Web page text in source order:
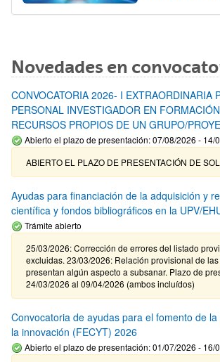
Novedades en
CONVOCATORIA 2026- I EXTRAORDINARIA
PERSONAL INVESTIGADOR EN
RECURSOS PROPIOS DE UN GRUPO/
Abierto el plazo de presentación: 07/08/2026 - 14/
ABIERTO EL PLAZO DE PRESENTACIÓN DE
Ayudas para financiación de la adquisición y
científica y fondos bibliográficos en la UPV/
Trámite abierto
25/03/2026: Corrección de errores del listado
excluidas. 23/03/2026: Relación provisional de
presentan algún aspecto a subsanar. Plazo de
24/03/2026 al 09/04/2026 (ambos incluídos)
Convocatoria de ayudas para el fomento de
la innovación (FECYT) 2026
Abierto el plazo de presentación: 01/07/2026 - 16/